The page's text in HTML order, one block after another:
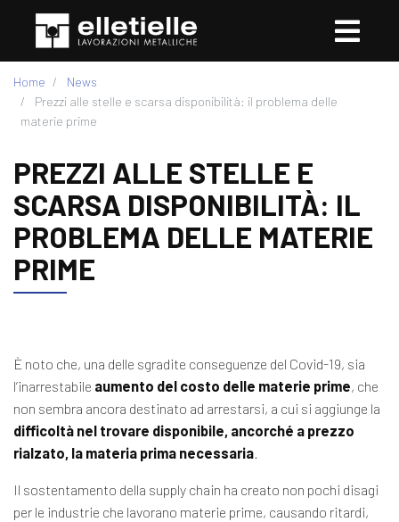
Home
News
Prezzi alle stelle e scarsa disponibilità: il problema delle
materie prime
PREZZI ALLE STELLE E
SCARSA DISPONIBILITÀ: IL
PROBLEMA DELLE MATERIE
PRIME
È noto che, una delle sgradite conseguenze del Covid-19, sia
l’inarrestabile aumento del costo delle materie prime, che
non sembra ancora destinato ad arrestarsi, a cui si aggiunge la
difficoltà nel trovare disponibile, ancorché a prezzo
rialzato, la materia prima necessaria.
Il sostentamento della supply chain ha creato non pochi disagi
per le industrie che lavorano materie prime, causando ritardi,